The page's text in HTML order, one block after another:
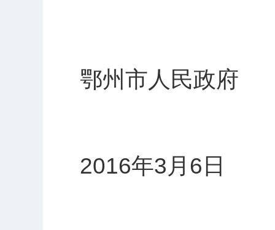
鄂州市人民政府
2016年3月6日